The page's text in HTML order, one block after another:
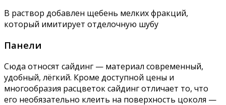
В раствор добавлен щебень мелких фракций,
который имитирует отделочную шубу
Панели
Сюда относят сайдинг — материал современный,
удобный, лёгкий. Кроме доступной цены и
многообразия расцветок сайдинг отличает то, что
его необязательно клеить на поверхность цоколя —